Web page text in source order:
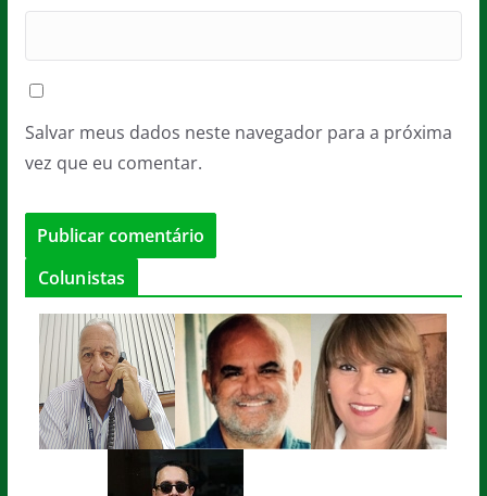
Salvar meus dados neste navegador para a próxima
vez que eu comentar.
Colunistas